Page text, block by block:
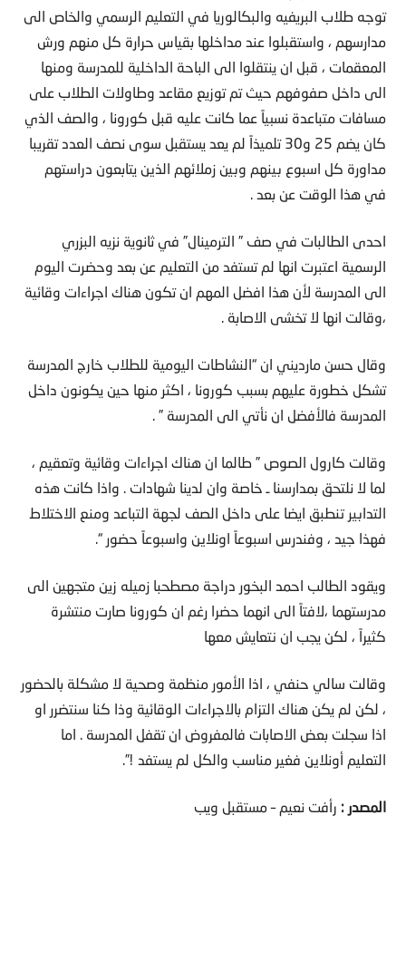
توجه طلاب البريفيه والبكالوريا في التعليم الرسمي والخاص الى
مدارسهم ، واستقبلوا عند مداخلها بقياس حرارة كل منهم ورش
المعقمات ، قبل ان ينتقلوا الى الباحة الداخلية للمدرسة ومنها
الى داخل صفوفهم حيث تم توزيع مقاعد وطاولات الطلاب على
مسافات متباعدة نسبياً عما كانت عليه قبل كورونا ، والصف الذي
كان يضم 25 و30 تلميذاً لم يعد يستقبل سوى نصف العدد تقريبا
مداورة كل اسبوع بينهم وبين زملائهم الذين يتابعون دراستهم
في هذا الوقت عن بعد .
احدى الطالبات في صف ” الترمينال” في ثانوية نزيه البزري
الرسمية اعتبرت انها لم تستفد من التعليم عن بعد وحضرت اليوم
الى المدرسة لأن هذا افضل المهم ان تكون هناك اجراءات وقائية
،وقالت انها لا تخشى الاصابة .
وقال حسن مارديني ان “النشاطات اليومية للطلاب خارج المدرسة
تشكل خطورة عليهم بسبب كورونا ، اكثر منها حين يكونون داخل
المدرسة فالأفضل ان نأتي الى المدرسة ” .
وقالت كارول الصوص ” طالما ان هناك اجراءات وقائية وتعقيم ،
لما لا نلتحق بمدارسنا ـ خاصة وان لدينا شهادات . واذا كانت هذه
التدابير تنطبق ايضا على داخل الصف لجهة التباعد ومنع الاختلاط
فهذا جيد ، وفندرس اسبوعاً اونلاين واسبوعاً حضور “.
ويقود الطالب احمد البخور دراجة مصطحبا زميله زين متجهين الى
مدرستهما ،لافتاً الى انهما حضرا رغم ان كورونا صارت منتشرة
كثيراً ، لكن يجب ان نتعايش معها
وقالت سالي حنفي ، اذا الأمور منظمة وصحية لا مشكلة بالحضور
، لكن لم يكن هناك التزام بالاجراءات الوقائية وذا كنا سنتضرر او
اذا سجلت بعض الاصابات فالمفروض ان تقفل المدرسة . اما
التعليم أونلاين فغير مناسب والكل لم يستفد !”.
المصدر : رأفت نعيم – مستقبل ويب